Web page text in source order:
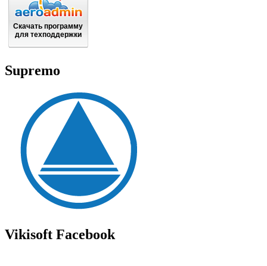
Скачать программу
для техподдержки
Supremo
Vikisoft Facebook